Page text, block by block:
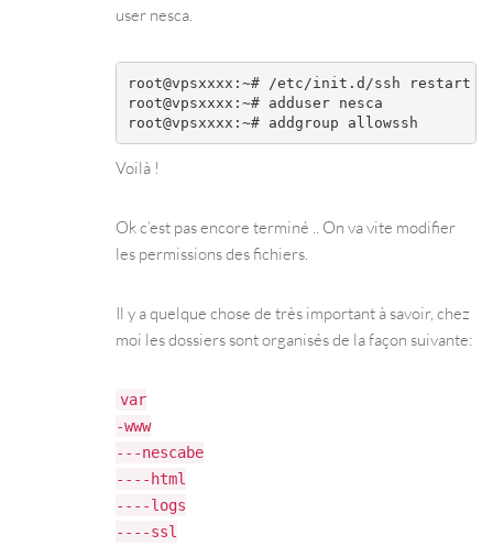
user nesca.
root@vpsxxxx:~# /etc/init.d/ssh restart
root@vpsxxxx:~# adduser nesca
Voilà !
Ok c’est pas encore terminé .. On va vite modifier
les permissions des fichiers.
Il y a quelque chose de très important à savoir, chez
moi les dossiers sont organisés de la façon suivante:
var
-www
---nescabe
----html
----logs
----ssl